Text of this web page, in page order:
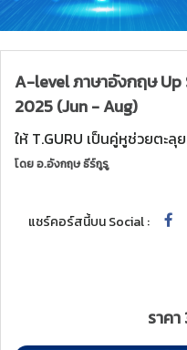
A-level ภาษาอังกฤษ Up
2025 (Jun - Aug)
ให้ T.GURU เป็นคู่หูช่วยตะ
โดยอ.อังกฤษ ธีร์กูรู
แชร์คอร์สนี้บน Social :
ราค